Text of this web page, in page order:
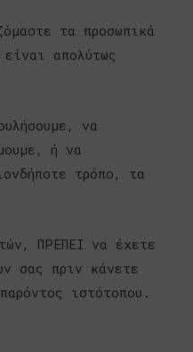
τα προσωπικά
απολύτως
να
ή να
τρόπο, τα
ΠΡΕΠΕΙ να έχετε
σας πριν κάνετε
ιστότοπου.